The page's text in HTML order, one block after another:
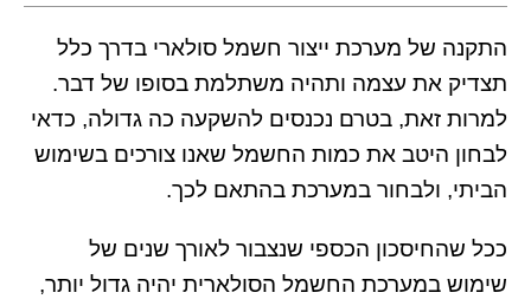
התקנה של מערכת ייצור חשמל סולארי בדרך כלל
תצדיק את עצמה ותהיה משתלמת בסופו של דבר.
למרות זאת, בטרם נכנסים להשקעה כה גדולה, כדאי
לבחון היטב את כמות החשמל שאנו צורכים בשימוש
הביתי, ולבחור במערכת בהתאם לכך.
ככל שהחיסכון הכספי שנצבור לאורך שנים של
שימוש במערכת החשמל הסולארית יהיה גדול יותר,